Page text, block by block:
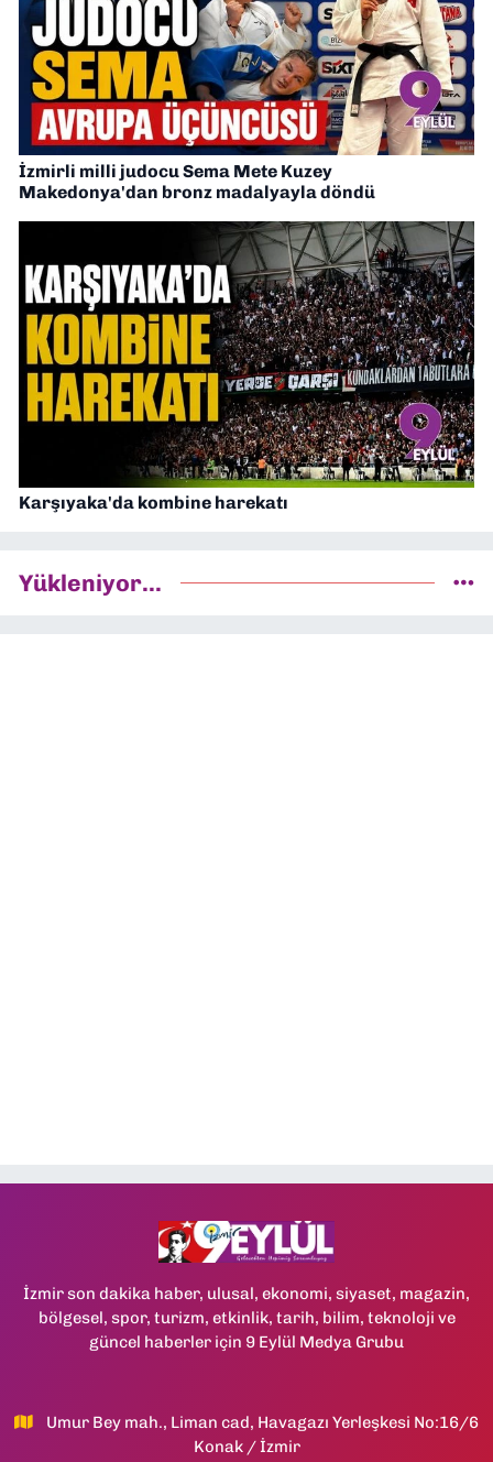
İzmirli milli judocu Sema Mete Kuzey
Makedonya'dan bronz madalyayla döndü
Karşıyaka'da kombine harekatı
Yükleniyor...
İzmir son dakika haber, ulusal, ekonomi, siyaset, magazin,
bölgesel, spor, turizm, etkinlik, tarih, bilim, teknoloji ve
güncel haberler için 9 Eylül Medya Grubu
Umur Bey mah., Liman cad, Havagazı Yerleşkesi No:16/6
Konak / İzmir